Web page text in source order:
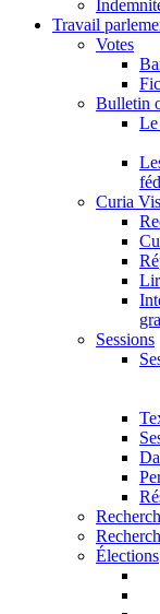
Travail
Votes
Bulletin
Curia
Sessions
Élections